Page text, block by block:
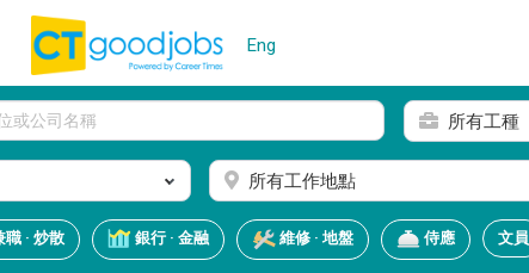
Eng
所有工種
所有工作地點
職 · 炒散 銀行 · 金融 維修 · 地盤 侍應 文員